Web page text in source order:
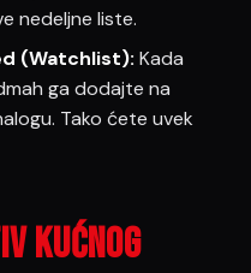
nedeljne liste.
(Watchlist): Kada
ga dodajte na
Tako ćete uvek
kućnog